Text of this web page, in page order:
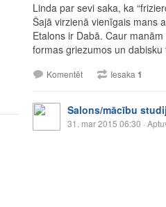
Linda par sevi saka, ka
Šajā virzienā vienīgais mans
Etalons ir Dabā. Caur
formas griezumos un dabisku
Komentēt Iesaka 1
Salons/mācību
31. mar 2015 06:30 ·